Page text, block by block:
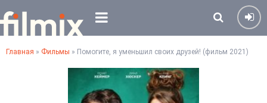
Главная » Фильмы » Помогите, я уменьшил своих друзей! (фильм 2021)